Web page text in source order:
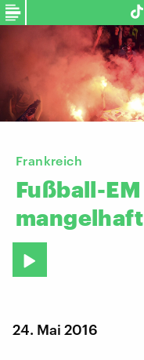
Frankreich
Fußball-EM
mangelhaft
24. Mai 2016